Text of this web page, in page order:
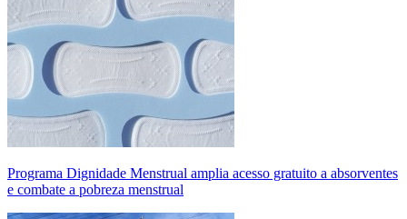
Programa Dignidade Menstrual amplia acesso gratuito a absorventes
e combate a pobreza menstrual